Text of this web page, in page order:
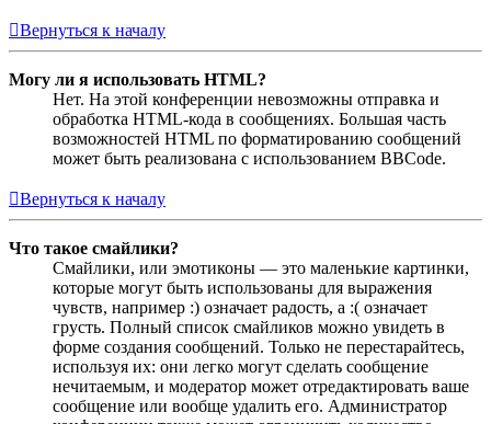
Вернуться к началу
Могу ли я использовать HTML?
Нет. На этой конференции невозможны отправка и
обработка HTML-кода в сообщениях. Большая часть
возможностей HTML по форматированию сообщений
может быть реализована с использованием BBCode.
Вернуться к началу
Что такое смайлики?
Смайлики, или эмотиконы — это маленькие картинки,
которые могут быть использованы для выражения
чувств, например :) означает радость, а :( означает
грусть. Полный список смайликов можно увидеть в
форме создания сообщений. Только не перестарайтесь,
используя их: они легко могут сделать сообщение
нечитаемым, и модератор может отредактировать ваше
сообщение или вообще удалить его. Администратор